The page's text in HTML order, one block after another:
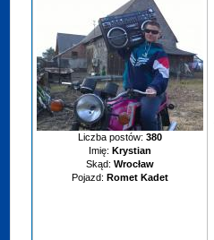
Liczba postów:380
Imię: Krystian
Skąd: Wrocław
Pojazd: Romet Kadet